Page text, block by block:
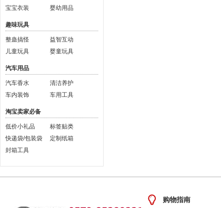
宝宝衣装
婴幼用品
趣味玩具
整蛊搞怪
益智互动
儿童玩具
婴童玩具
汽车用品
汽车香水
清洁养护
车内装饰
车用工具
淘宝卖家必备
低价小礼品
标签贴类
快递袋/包装袋
定制纸箱
封箱工具
购物指南